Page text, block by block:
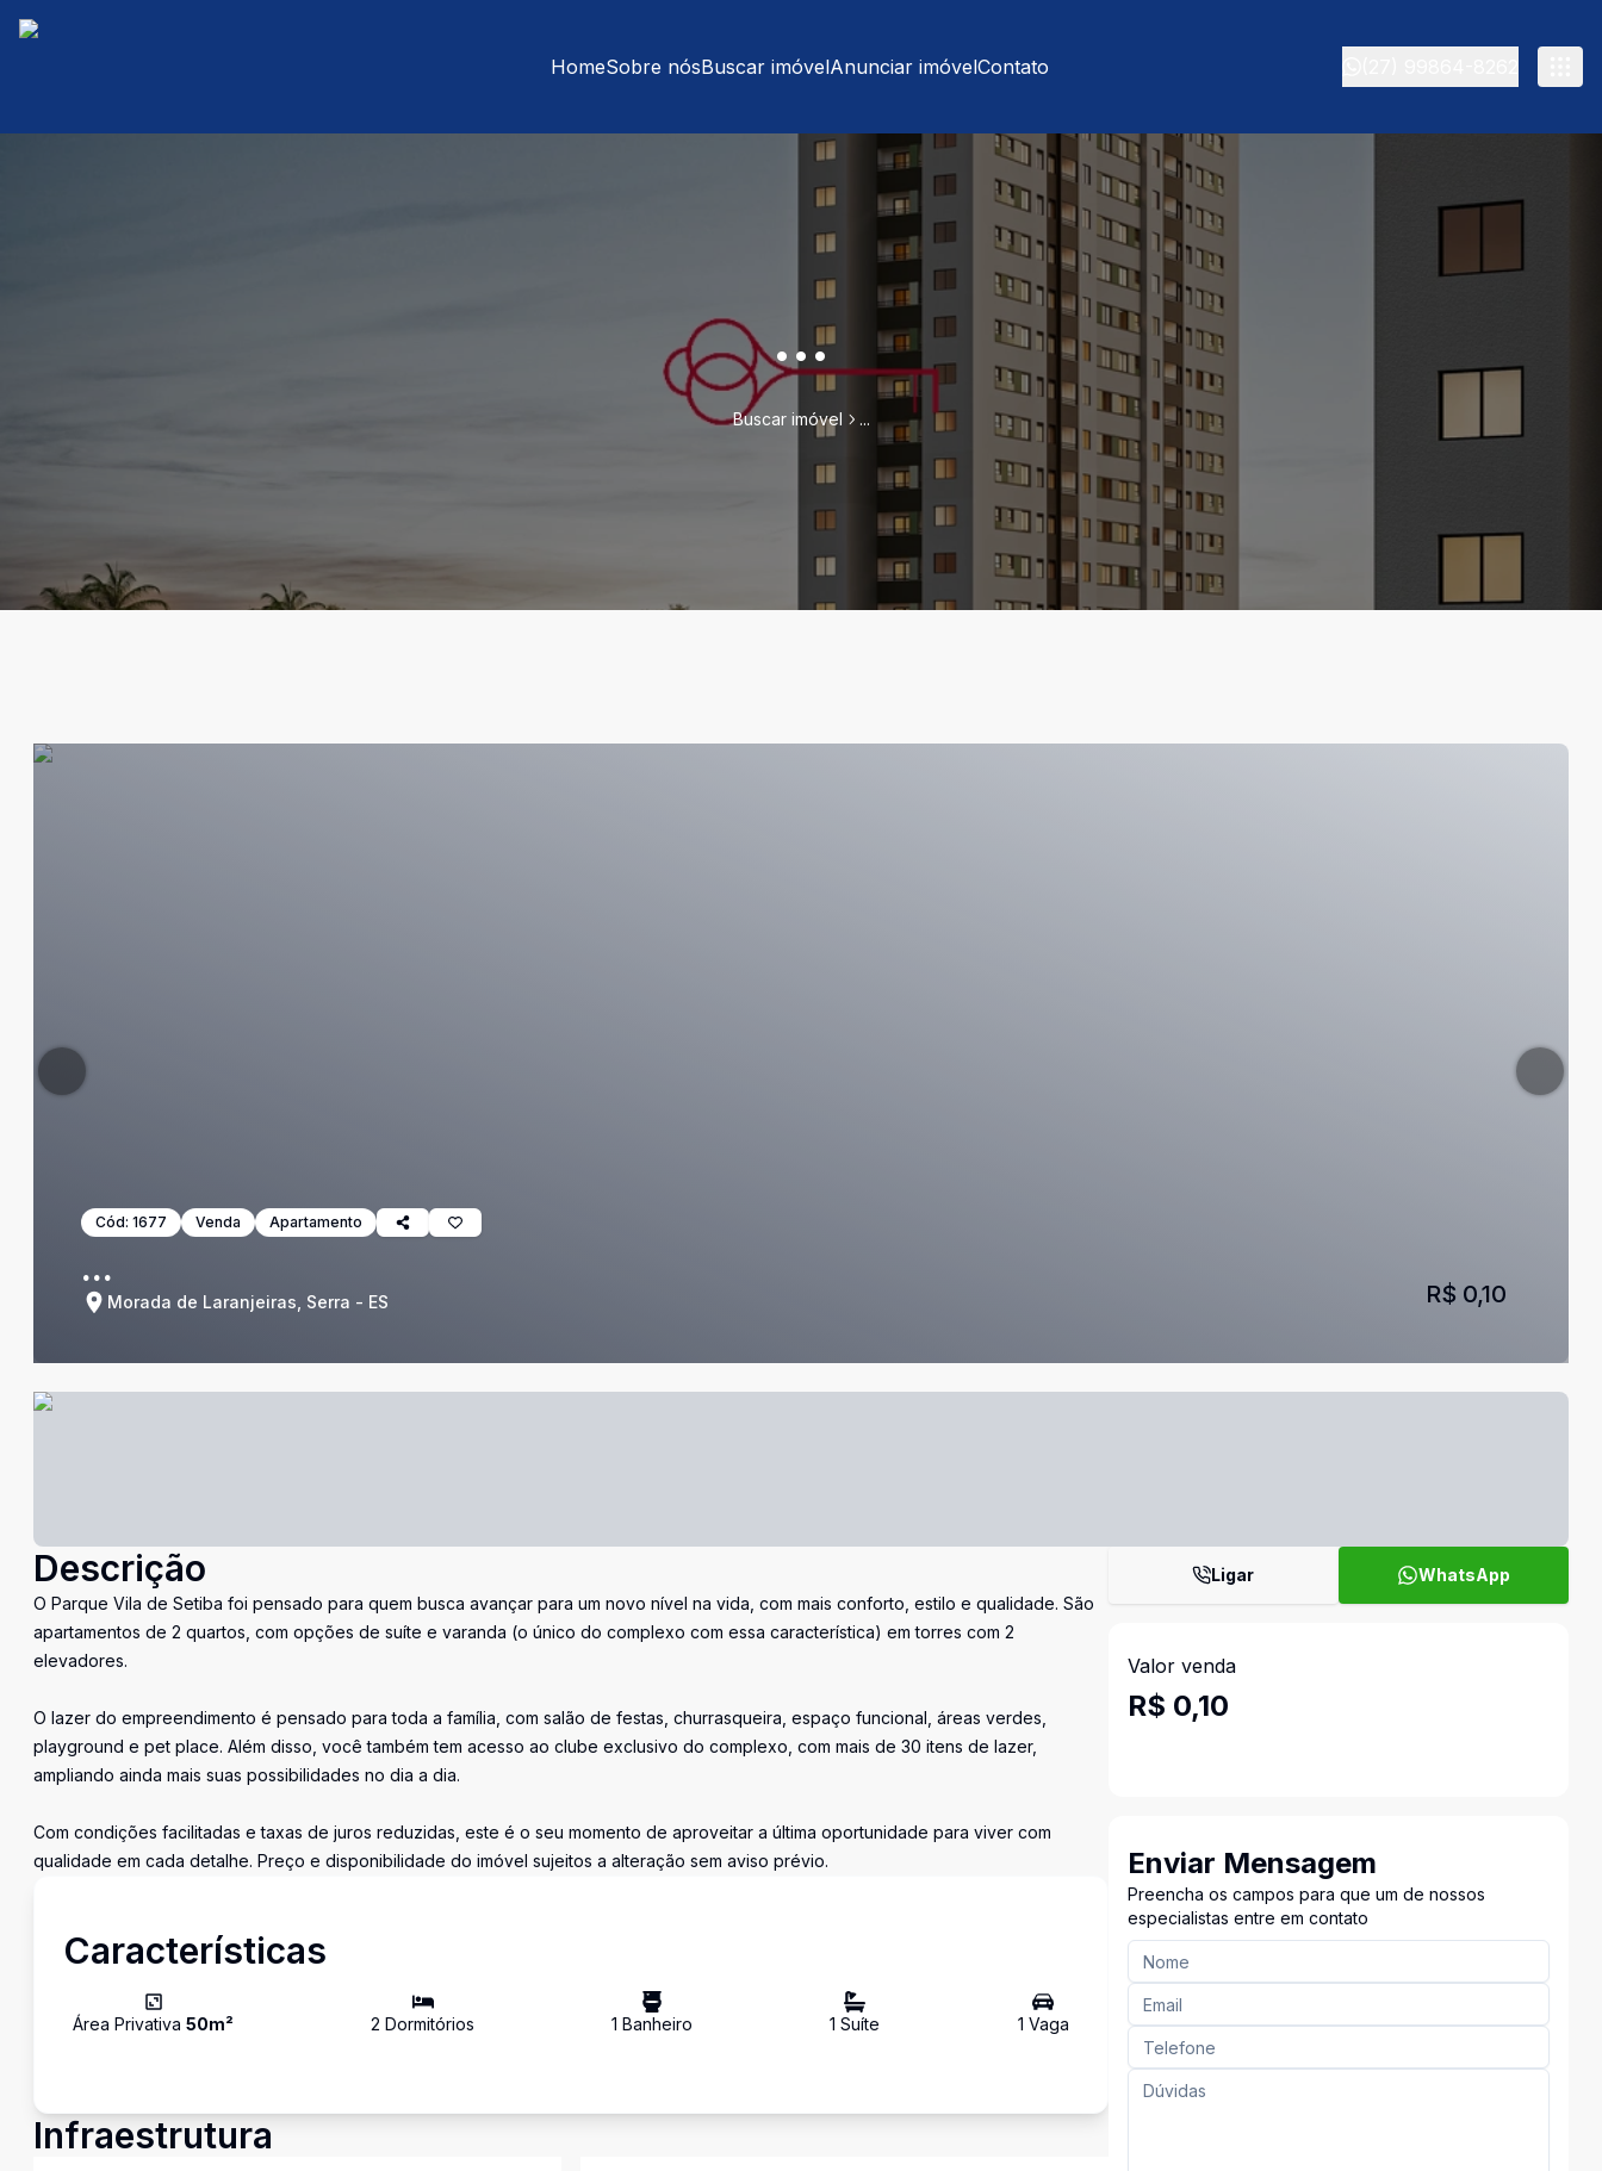
HomeSobre nósBuscar imóvelAnunciar imóvelContato
...
Buscar imóvel ...
Cód: 1677 Venda Apartamento
...
Morada de Laranjeiras, Serra - ES R$ 0,10
Descrição
O Parque Vila de Setiba foi pensado para quem busca avançar para um novo nível na vida, com mais conforto, estilo e qualidade. São
apartamentos de 2 quartos, com opções de suíte e varanda (o único do complexo com essa característica) em torres com 2
elevadores.
O lazer do empreendimento é pensado para toda a família, com salão de festas, churrasqueira, espaço funcional, áreas verdes,
playground e pet place. Além disso, você também tem acesso ao clube exclusivo do complexo, com mais de 30 itens de lazer,
ampliando ainda mais suas possibilidades no dia a dia.
Com condições facilitadas e taxas de juros reduzidas, este é o seu momento de aproveitar a última oportunidade para viver com
qualidade em cada detalhe. Preço e disponibilidade do imóvel sujeitos a alteração sem aviso prévio.
Características
Área Privativa 50m² 2 Dormitórios 1 Banheiro 1 Suíte 1 Vaga
Infraestrutura
Ligar WhatsApp
Valor venda
R$ 0,10
Enviar Mensagem
Preencha os campos para que um de nossos
especialistas entre em contato